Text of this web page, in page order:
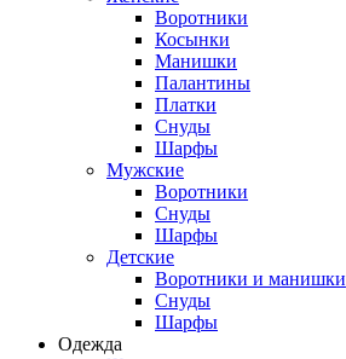
Воротники
Косынки
Манишки
Палантины
Платки
Снуды
Шарфы
Мужские
Воротники
Снуды
Шарфы
Детские
Воротники и манишки
Снуды
Шарфы
Одежда